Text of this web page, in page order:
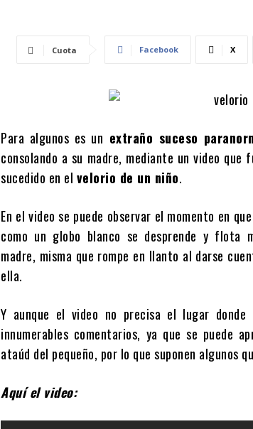
Cuota Facebook X
Para algunos es un extraño suceso
consolando a su madre, mediante un video que
sucedido en el velorio de un niño.
En el video se puede observar el momento en
como un globo blanco se desprende y flota
madre, misma que rompe en llanto al darse
ella.
Y aunque el video no precisa el lugar
innumerables comentarios, ya que se puede
ataúd del pequeño, por lo que suponen algunos
Aquí el video: